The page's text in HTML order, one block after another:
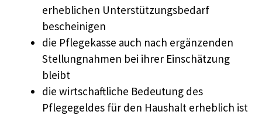
erheblichen Unterstützungsbedarf
bescheinigen
die Pflegekasse auch nach ergänzenden
Stellungnahmen bei ihrer Einschätzung
bleibt
die wirtschaftliche Bedeutung des
Pflegegeldes für den Haushalt erheblich ist